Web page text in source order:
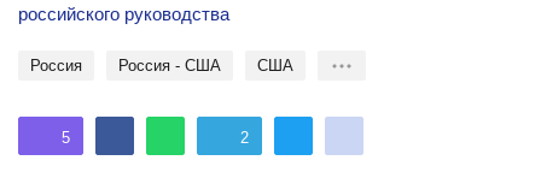
российского руководства
Россия Россия - США США
5 2